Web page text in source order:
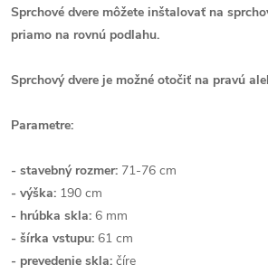
Sprchové dvere môžete inštalovať na
priamo na rovnú podlahu.
Sprchový dvere je možné otočiť na pravú
Parametre:
- stavebný rozmer: 71-76 cm
- výška: 190 cm
- hrúbka skla: 6 mm
- šírka vstupu: 61 cm
- prevedenie skla: číre